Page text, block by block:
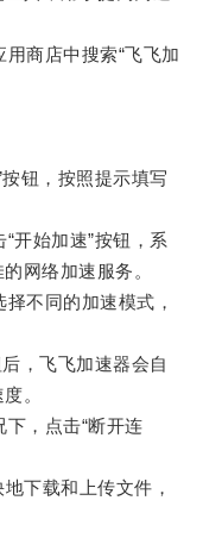
商店中搜索“飞飞加
钮，按照提示填写
始加速”按钮，系
网络加速服务。
不同的加速模式，
，飞飞加速器会自
。
，点击“断开连
下载和上传文件，